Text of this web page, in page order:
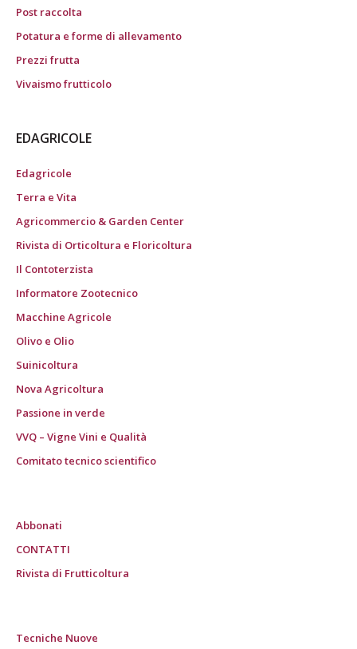
Post raccolta
Potatura e forme di allevamento
Prezzi frutta
Vivaismo frutticolo
EDAGRICOLE
Edagricole
Terra e Vita
Agricommercio & Garden Center
Rivista di Orticoltura e Floricoltura
Il Contoterzista
Informatore Zootecnico
Macchine Agricole
Olivo e Olio
Suinicoltura
Nova Agricoltura
Passione in verde
VVQ – Vigne Vini e Qualità
Comitato tecnico scientifico
Abbonati
CONTATTI
Rivista di Frutticoltura
Tecniche Nuove